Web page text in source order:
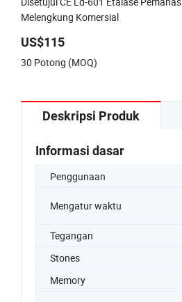
Melengkung Komersial
US$115
30 Potong (MOQ)
Deskripsi Produk
Informasi dasar
Penggunaan
Mengatur waktu
Tegangan
Stones
Memory